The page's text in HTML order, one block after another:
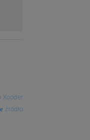
Xcoder
źródło